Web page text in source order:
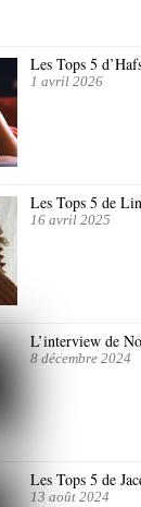
Les Tops 5
1 avril 2026
Les Tops 5 de
16 avril 2025
L’interview de
8 décembre 2024
Les Tops 5 de
13 août 2024